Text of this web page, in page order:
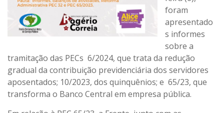
foram
apresentado
s informes
sobre a
tramitação das PECs 6/2024, que trata da redução
gradual da contribuição previdenciária dos servidores
aposentados; 10/2023, dos quinquênios; e 65/23, que
transforma o Banco Central em empresa pública.